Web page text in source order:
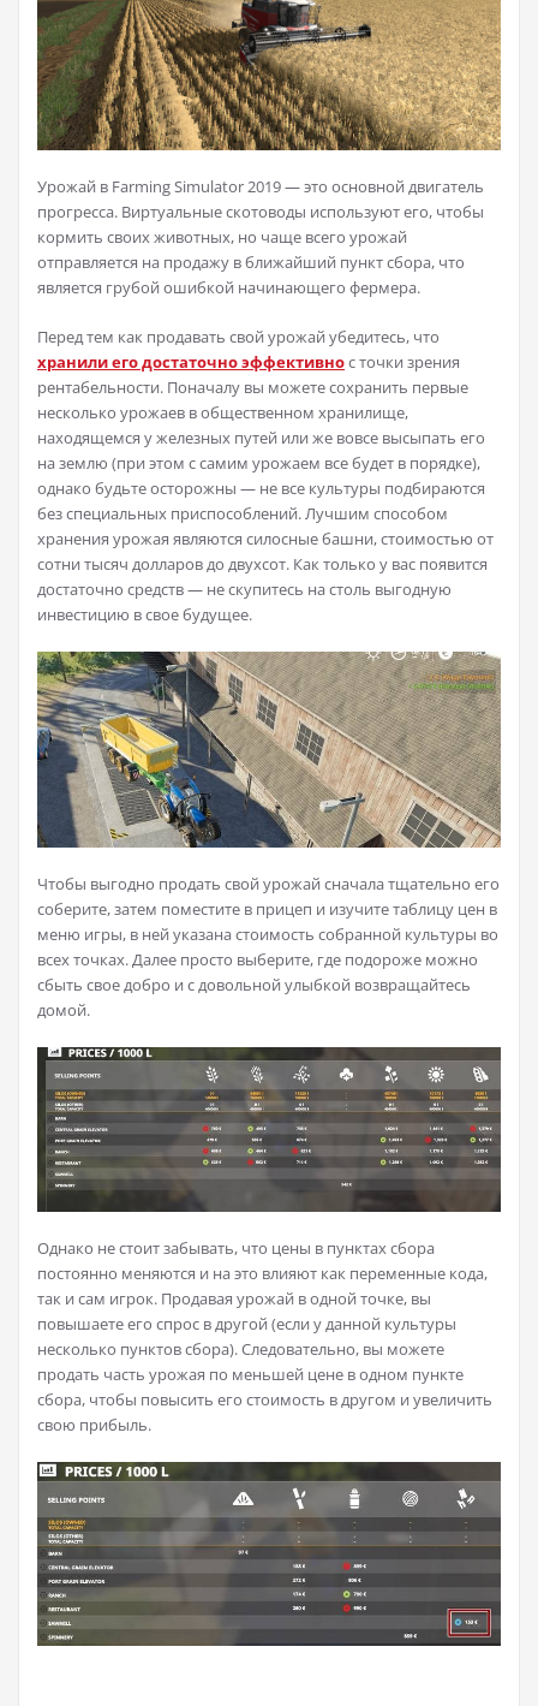
Урожай в Farming Simulator 2019 — это основной двигатель
прогресса. Виртуальные скотоводы используют его, чтобы
кормить своих животных, но чаще всего урожай
отправляется на продажу в ближайший пункт сбора, что
является грубой ошибкой начинающего фермера.
Перед тем как продавать свой урожай убедитесь, что
хранили его достаточно эффективнос точки зрения
рентабельности. Поначалу вы можете сохранить первые
несколько урожаев в общественном хранилище,
находящемся у железных путей или же вовсе высыпать его
на землю (при этом с самим урожаем все будет в порядке),
однако будьте осторожны — не все культуры подбираются
без специальных приспособлений. Лучшим способом
хранения урожая являются силосные башни, стоимостью от
сотни тысяч долларов до двухсот. Как только у вас появится
достаточно средств — не скупитесь на столь выгодную
инвестицию в свое будущее.
Чтобы выгодно продать свой урожай сначала тщательно его
соберите, затем поместите в прицеп и изучите таблицу цен в
меню игры, в ней указана стоимость собранной культуры во
всех точках. Далее просто выберите, где подороже можно
сбыть свое добро и с довольной улыбкой возвращайтесь
домой.
Однако не стоит забывать, что цены в пунктах сбора
постоянно меняются и на это влияют как переменные кода,
так и сам игрок. Продавая урожай в одной точке, вы
повышаете его спрос в другой (если у данной культуры
несколько пунктов сбора). Следовательно, вы можете
продать часть урожая по меньшей цене в одном пункте
сбора, чтобы повысить его стоимость в другом и увеличить
свою прибыль.